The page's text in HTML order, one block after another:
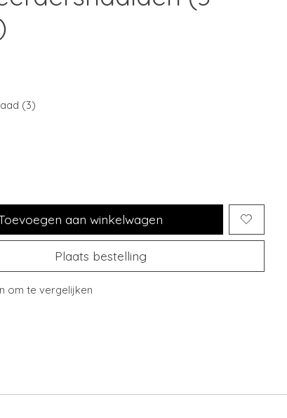
(3)
aan winkelwagen
Plaats bestelling
om te vergelijken